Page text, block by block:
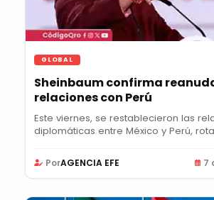
GLOBAL
Sheinbaum confirma
relaciones con Perú
Este viernes, se restablecieron las
diplomáticas entre México y Perú,
PorAGENCIA EFE 7